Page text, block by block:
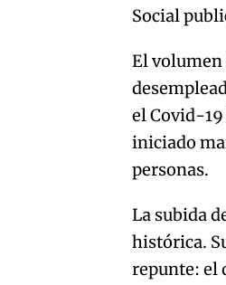
Social
El volumen
el Covid-
iniciado
personas.
La subida
histórica.
repunte: el